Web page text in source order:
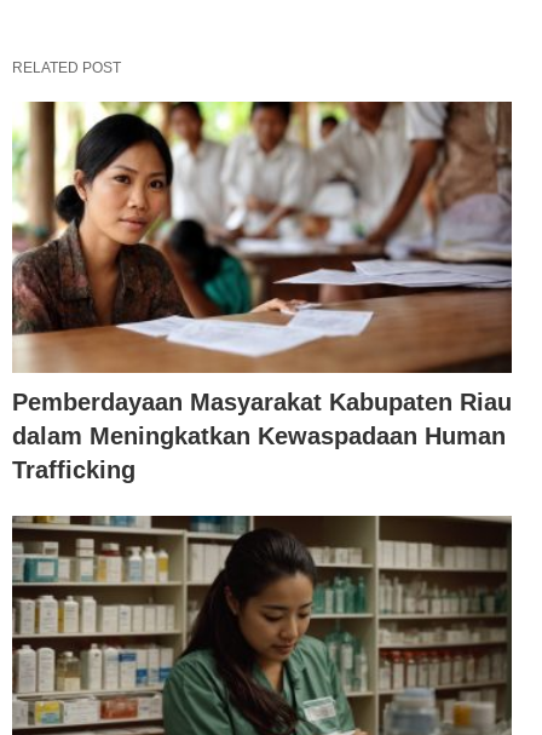
RELATED POST
Pemberdayaan Masyarakat Kabupaten Riau
dalam Meningkatkan Kewaspadaan Human
Trafficking